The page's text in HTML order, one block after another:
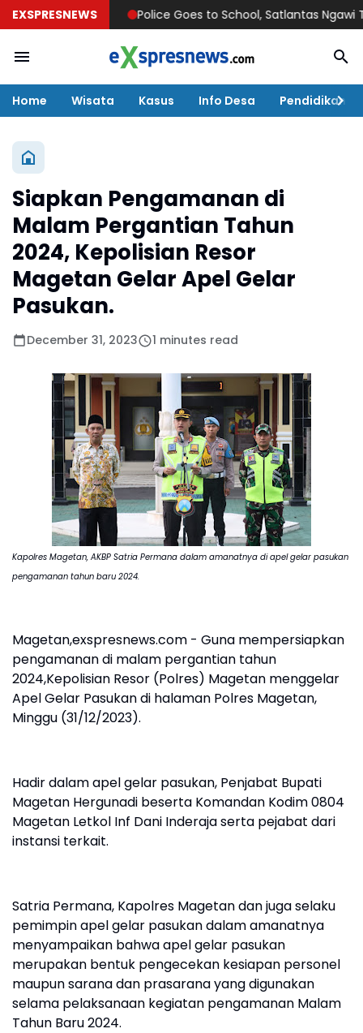
EXSPRESNEWSPolice Goes to School, Satlantas Ngawi
Home Wisata Kasus Info Desa Pendidikan
Siapkan Pengamanan di
Malam Pergantian Tahun
2024, Kepolisian Resor
Magetan Gelar Apel Gelar
Pasukan.
December 31, 2023 1 minutes read
Kapolres Magetan, AKBP Satria Permana dalam amanatnya di apel gelar pasukan
pengamanan tahun baru 2024.
Magetan,exspresnews.com - Guna mempersiapkan
pengamanan di malam pergantian tahun
2024,Kepolisian Resor (Polres) Magetan menggelar
Apel Gelar Pasukan di halaman Polres Magetan,
Minggu (31/12/2023).
Hadir dalam apel gelar pasukan, Penjabat Bupati
Magetan Hergunadi beserta Komandan Kodim 0804
Magetan Letkol Inf Dani Inderaja serta pejabat dari
instansi terkait.
Satria Permana, Kapolres Magetan dan juga selaku
pemimpin apel gelar pasukan dalam amanatnya
menyampaikan bahwa apel gelar pasukan
merupakan bentuk pengecekan kesiapan personel
maupun sarana dan prasarana yang digunakan
selama pelaksanaan kegiatan pengamanan Malam
Tahun Baru 2024.